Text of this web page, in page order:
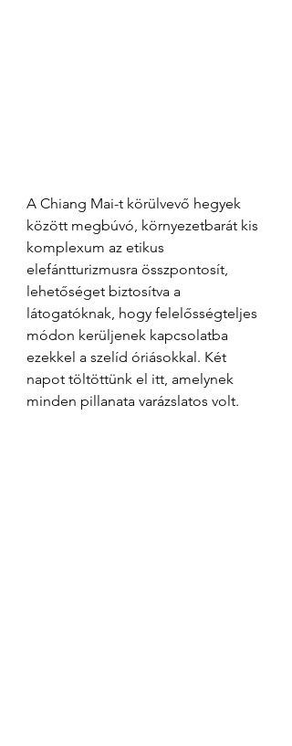
A Chiang Mai-t körülvevő hegyek
között megbúvó, környezetbarát kis
komplexum az etikus
elefántturizmusra összpontosít,
lehetőséget biztosítva a
látogatóknak, hogy felelősségteljes
módon kerüljenek kapcsolatba
ezekkel a szelíd óriásokkal. Két
napot töltöttünk el itt, amelynek
minden pillanata varázslatos volt.